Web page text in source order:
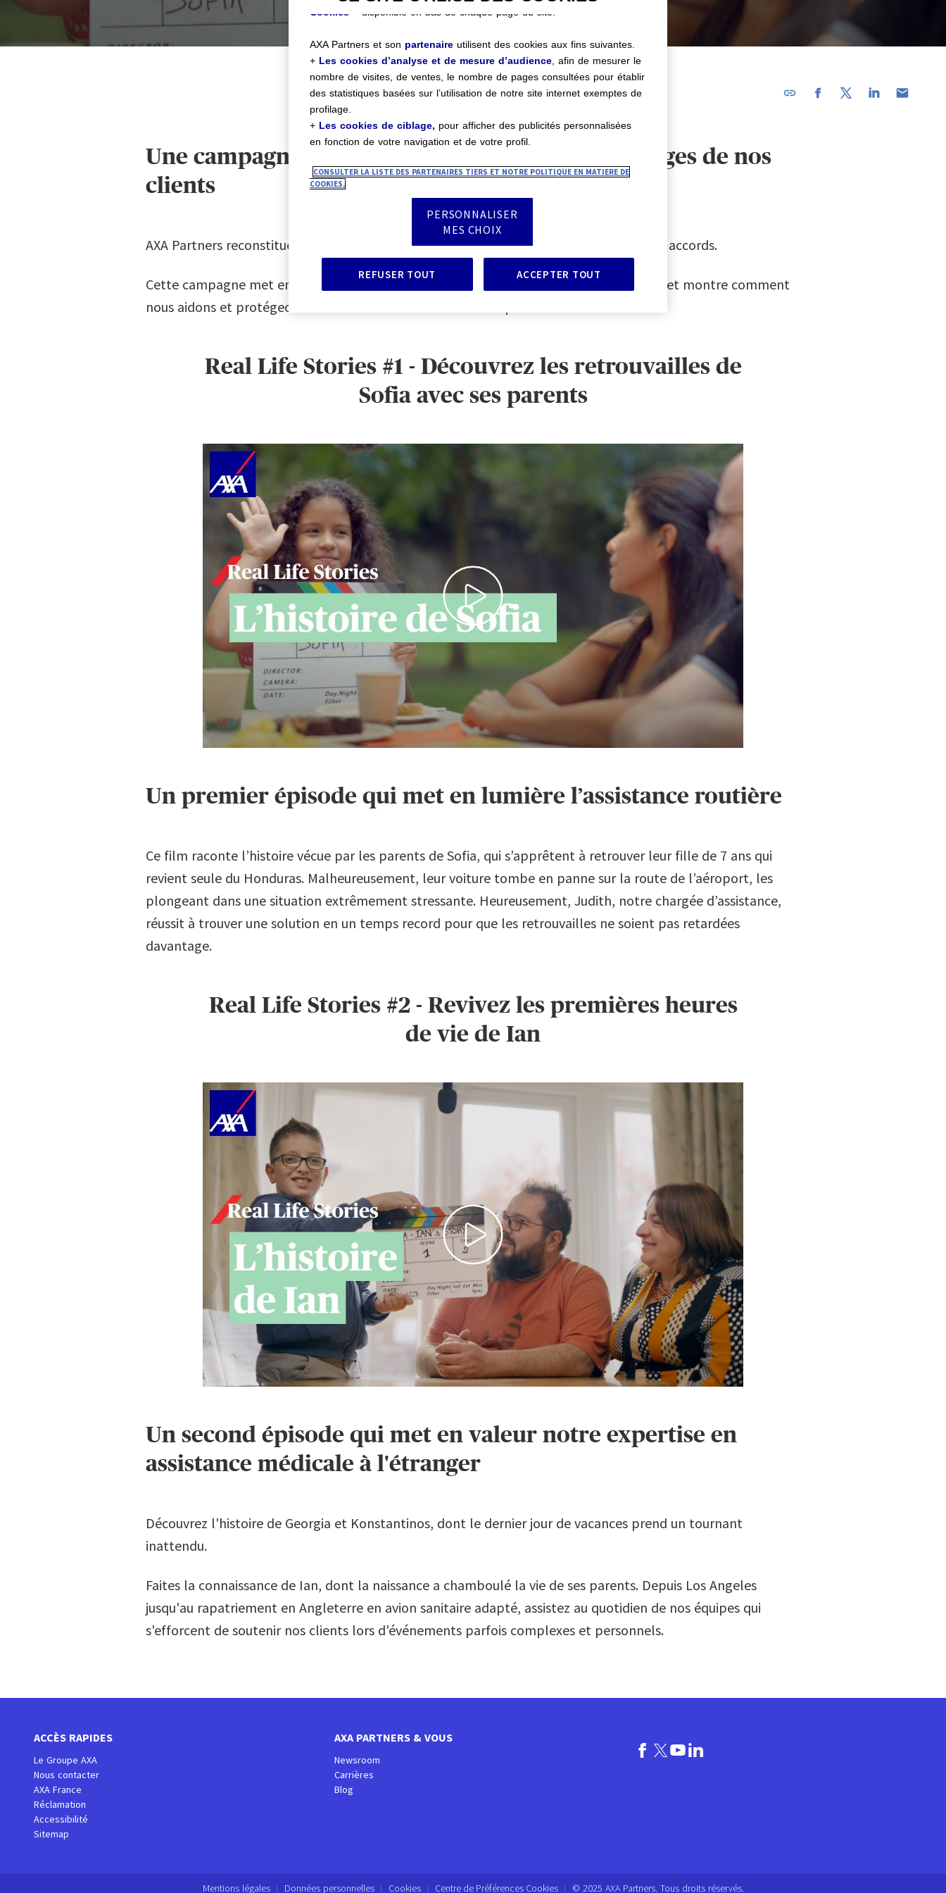
dans le
Une campagne de vidéos basées sur les témoignages de nos
clients
AXA Partners reconstitue les histoires réelles de clients avec leurs témoignages et leurs accords.
Cette campagne met en avant nos chargés d'assistance dans leur mission au quotidien et montre comment
nous aidons et protégeons nos clients dans les moments importants de leurs vies.
Real Life Stories #1 - Découvrez les retrouvailles de
Sofia avec ses parents
Un premier épisode qui met en lumière l’assistance routière
Ce film raconte l’histoire vécue par les parents de Sofia, qui s’apprêtent à retrouver leur fille de 7 ans qui
revient seule du Honduras. Malheureusement, leur voiture tombe en panne sur la route de l’aéroport, les
plongeant dans une situation extrêmement stressante. Heureusement, Judith, notre chargée d’assistance,
réussit à trouver une solution en un temps record pour que les retrouvailles ne soient pas retardées
davantage.
Real Life Stories #2 - Revivez les premières heures
de vie de Ian
Un second épisode qui met en valeur notre expertise en
assistance médicale à l'étranger
Découvrez l'histoire de Georgia et Konstantinos, dont le dernier jour de vacances prend un tournant
inattendu.
Faites la connaissance de Ian, dont la naissance a chamboulé la vie de ses parents. Depuis Los Angeles
jusqu'au rapatriement en Angleterre en avion sanitaire adapté, assistez au quotidien de nos équipes qui
s'efforcent de soutenir nos clients lors d'événements parfois complexes et personnels.
ACCÈS RAPIDES
Le Groupe AXA
Nous contacter
AXA France
Réclamation
Accessibilité
Sitemap
AXA PARTNERS & VOUS
Newsroom
Carrières
Blog
Mentions légales Données personnelles Cookies Centre de Préférences Cookies © 2025 AXA Partners. Tous droits réservés.
Cookies »
disponible en bas de chaque page du site.
AXA Partners et son partenaire utilisent des cookies aux fins suivantes.
+ Les cookies d’analyse et de mesure d’audience , afin de mesurer le
nombre de visites, de ventes, le nombre de pages consultées pour établir
des statistiques basées sur l’utilisation de notre site internet exemptes de
profilage.
+ Les cookies de ciblage, pour afficher des publicités personnalisées
en fonction de votre navigation et de votre profil.
CONSULTER LA LISTE DES PARTENAIRES TIERS ET NOTRE POLITIQUE EN MATIERE DE
COOKIES.
REFUSER TOUT ACCEPTER TOUT
PERSONNALISER
MES CHOIX